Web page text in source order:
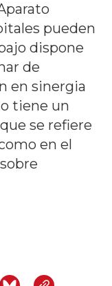
pueden
dispone
de
en sinergia
tiene un
se refiere
en el